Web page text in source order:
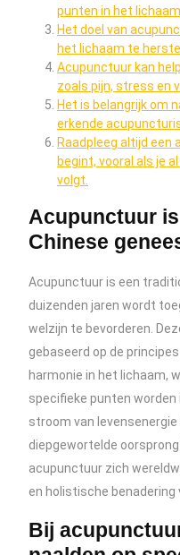
punten in het
Het doel van
het lichaam te
Acupunctuur kan
zoals pijn, stress en
Het is belangrijk om
erkende
Raadpleeg altijd
begint, vooral als je
volgt.
Acupunctuur
Chinese
Acupunctuur is een
duizenden jaren wordt
welzijn te bevorderen.
gebaseerd op de
harmonie in het lichaam,
specifieke punten
stroom van
diepgewortelde
acupunctuur zich
en holistische benadering
Bij